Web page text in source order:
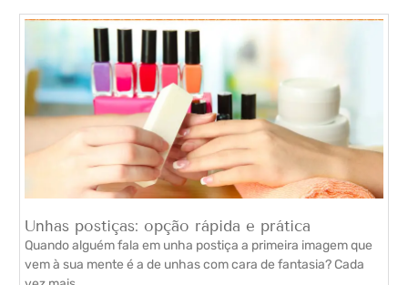
Unhas postiças: opção rápida e prática
Quando alguém fala em unha postiça a primeira imagem que
vem à sua mente é a de unhas com cara de fantasia? Cada